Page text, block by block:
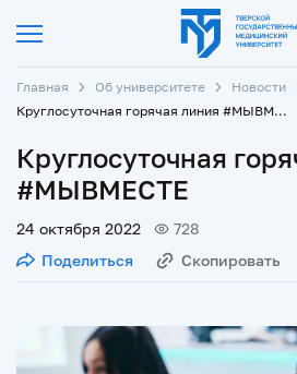
Главная Об университете Новости
Круглосуточная горячая линия #МЫВМЕСТЕ
Круглосуточная
#МЫВМЕСТЕ
24 октября 2022
728
Поделиться
Скопировать